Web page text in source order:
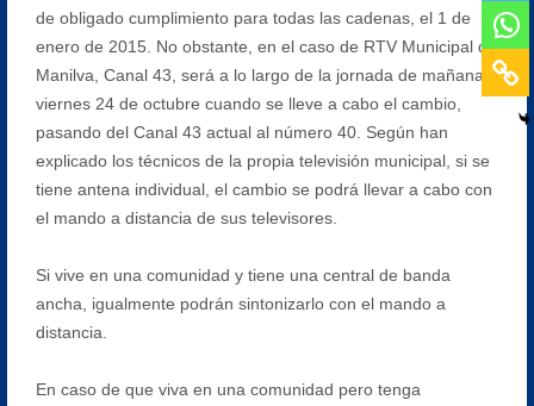
de obligado cumplimiento para todas las cadenas, el 1 de
enero de 2015. No obstante, en el caso de RTV Municipal de
Manilva, Canal 43, será a lo largo de la jornada de mañana
viernes 24 de octubre cuando se lleve a cabo el cambio,
pasando del Canal 43 actual al número 40. Según han
explicado los técnicos de la propia televisión municipal, si se
tiene antena individual, el cambio se podrá llevar a cabo con
el mando a distancia de sus televisores.
Si vive en una comunidad y tiene una central de banda
ancha, igualmente podrán sintonizarlo con el mando a
distancia.
En caso de que viva en una comunidad pero tenga